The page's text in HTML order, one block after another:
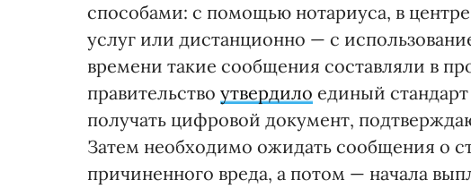
способами: с помощью нотариуса, в
услуг или дистанционно — с
времени такие сообщения составляли в
правительство утвердило единый
получать цифровой документ,
Затем необходимо ожидать сообщения о
причиненного вреда, а потом — начала